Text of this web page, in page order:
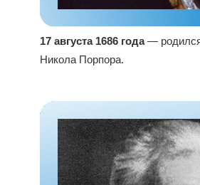
17 августа 1686 года— родился
Никола Порпора.